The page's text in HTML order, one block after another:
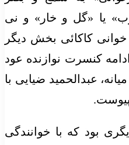
یا «گل و خار» و نی
کاکائی بخش دیگر
کنسرت نوازنده عود
عبدالحمید ضیایی با
پیوست.
بود که با خوانندگی